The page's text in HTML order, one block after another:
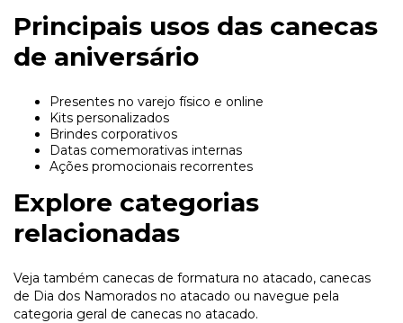
Principais usos das canecas
de aniversário
Presentes no varejo físico e online
Kits personalizados
Brindes corporativos
Datas comemorativas internas
Ações promocionais recorrentes
Explore categorias
relacionadas
Veja também canecas de formatura no atacado, canecas
de Dia dos Namorados no atacado ou navegue pela
categoria geral de canecas no atacado.